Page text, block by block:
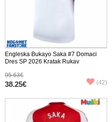
Engleska Bukayo Saka #7 Domaci
Dres SP 2026 Kratak Rukav
95.63€
38.25€ (42)